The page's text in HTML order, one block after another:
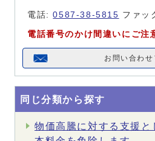
電話:0587-38-5815 ファ
電話番号のかけ間違いにご注
お問い合わせ
同じ分類から探す
物価高騰に対する支援と